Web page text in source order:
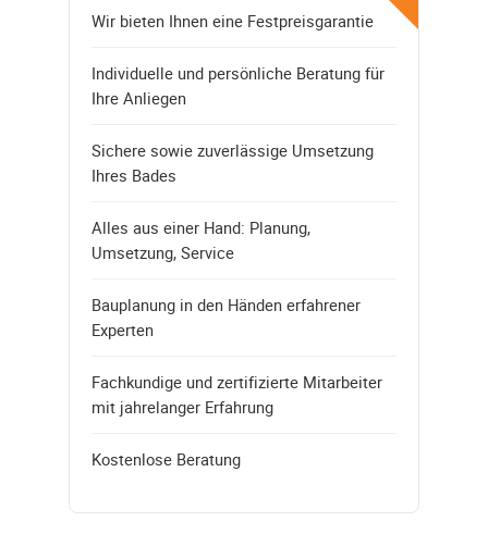
Wir bieten Ihnen eine Festpreisgarantie
Individuelle und persönliche Beratung für
Ihre Anliegen
Sichere sowie zuverlässige Umsetzung
Ihres Bades
Alles aus einer Hand: Planung,
Umsetzung, Service
Bauplanung in den Händen erfahrener
Experten
Fachkundige und zertifizierte Mitarbeiter
mit jahrelanger Erfahrung
Kostenlose Beratung